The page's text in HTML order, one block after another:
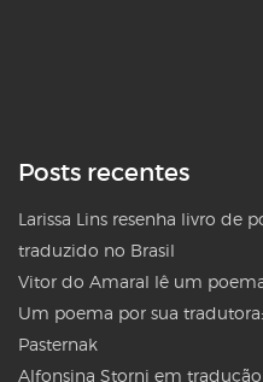
Posts recentes
Larissa Lins resenha livro de
traduzido no Brasil
Vitor do Amaral lê um
Um poema por sua
Pasternak
Alfonsina Storni em